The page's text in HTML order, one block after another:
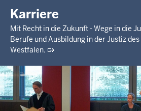
Karriere
Mit Recht in die Zukunft - Wege in die
Berufe und Ausbildung in der Justiz
Westfalen.